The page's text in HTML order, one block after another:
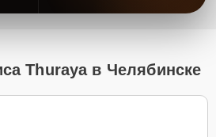
Thuraya в Челябинске